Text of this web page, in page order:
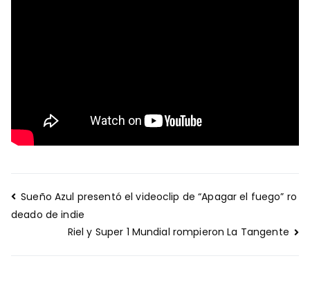
Navegación
de
entradas
Sueño Azul presentó el videoclip de “Apagar el fuego” ro
deado de indie
Riel y Super 1 Mundial rompieron La Tangente